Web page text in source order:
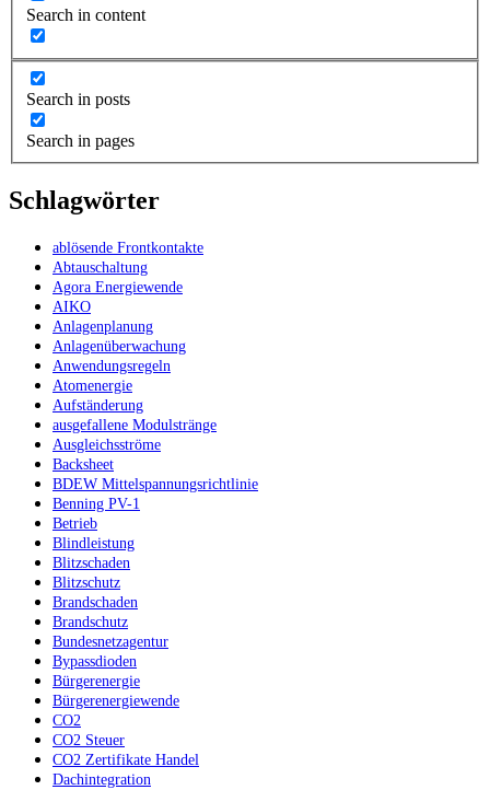
Search in content
Search in posts
Search in pages
Schlagwörter
ablösende Frontkontakte
Abtauschaltung
Agora Energiewende
AIKO
Anlagenplanung
Anlagenüberwachung
Anwendungsregeln
Atomenergie
Aufständerung
ausgefallene Modulstränge
Ausgleichsströme
Backsheet
BDEW Mittelspannungsrichtlinie
Benning PV-1
Betrieb
Blindleistung
Blitzschaden
Blitzschutz
Brandschaden
Brandschutz
Bundesnetzagentur
Bypassdioden
Bürgerenergie
Bürgerenergiewende
CO2
CO2 Steuer
CO2 Zertifikate Handel
Dachintegration